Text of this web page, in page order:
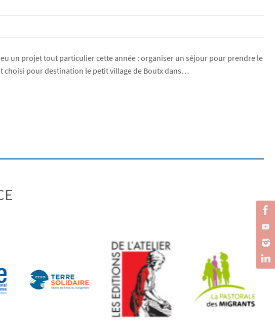
eu un projet tout particulier cette année : organiser un séjour pour prendre le
choisi pour destination le petit village de Boutx dans…